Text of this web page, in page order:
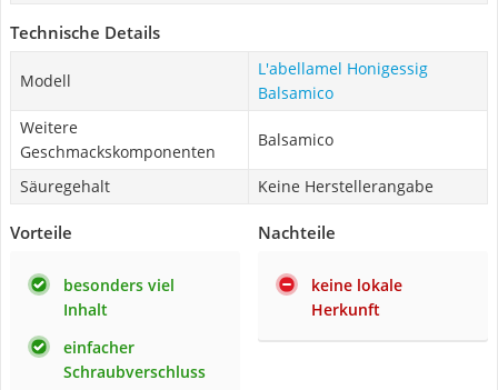
Technische Details
Modell
L'abellamel Honigessig
Balsamico
Weitere
Geschmackskomponenten
Balsamico
Säuregehalt Keine Herstellerangabe
Vorteile
besonders viel
Inhalt
einfacher
Schraubverschluss
Nachteile
keine lokale
Herkunft